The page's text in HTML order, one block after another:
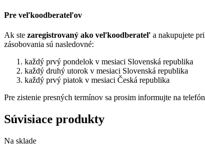
Pre veľkoodberateľov
Ak ste zaregistrovaný ako veľkoodberateľ a nakupujete
zásobovania sú nasledovné:
každý prvý pondelok v mesiaci Slovenská republika
každý druhý utorok v mesiaci Slovenská republika
každý prvý piatok v mesiaci Česká republika
Pre zistenie presných termínov sa prosim informujte na
Súvisiace produkty
Na sklade